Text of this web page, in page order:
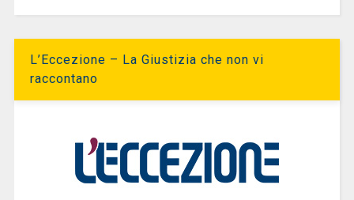
L’Eccezione – La Giustizia che non vi
raccontano